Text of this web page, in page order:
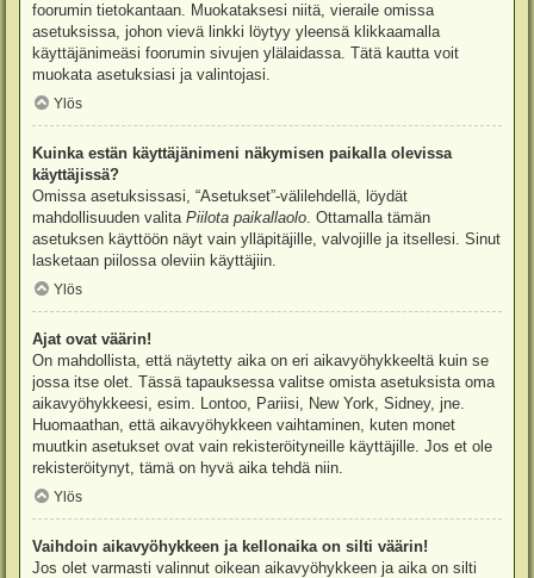
foorumin tietokantaan. Muokataksesi niitä, vieraile omissa
asetuksissa, johon vievä linkki löytyy yleensä klikkaamalla
käyttäjänimeäsi foorumin sivujen ylälaidassa. Tätä kautta voit
muokata asetuksiasi ja valintojasi.
Ylös
Kuinka estän käyttäjänimeni näkymisen paikalla olevissa
käyttäjissä?
Omissa asetuksissasi, “Asetukset”-välilehdellä, löydät
mahdollisuuden valita Piilota paikallaolo. Ottamalla tämän
asetuksen käyttöön näyt vain ylläpitäjille, valvojille ja itsellesi. Sinut
lasketaan piilossa oleviin käyttäjiin.
Ylös
Ajat ovat väärin!
On mahdollista, että näytetty aika on eri aikavyöhykkeeltä kuin se
jossa itse olet. Tässä tapauksessa valitse omista asetuksista oma
aikavyöhykkeesi, esim. Lontoo, Pariisi, New York, Sidney, jne.
Huomaathan, että aikavyöhykkeen vaihtaminen, kuten monet
muutkin asetukset ovat vain rekisteröityneille käyttäjille. Jos et ole
rekisteröitynyt, tämä on hyvä aika tehdä niin.
Ylös
Vaihdoin aikavyöhykkeen ja kellonaika on silti väärin!
Jos olet varmasti valinnut oikean aikavyöhykkeen ja aika on silti